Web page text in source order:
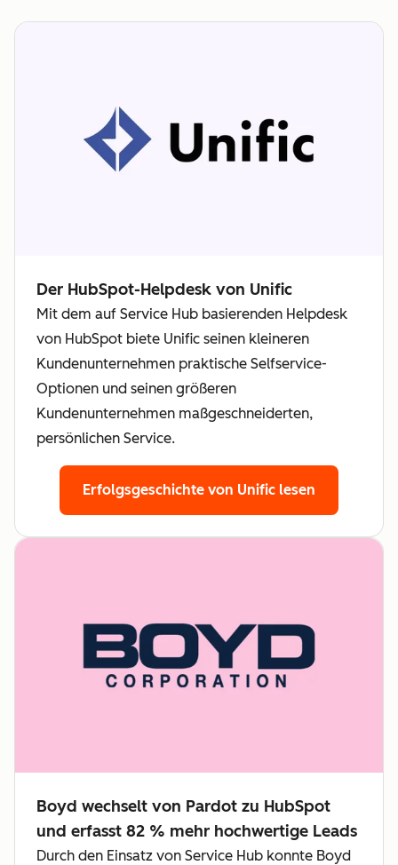
Der HubSpot-Helpdesk von Unific
Mit dem auf Service Hub basierenden Helpdesk
von HubSpot biete Unific seinen kleineren
Kundenunternehmen praktische Selfservice-
Optionen und seinen größeren
Kundenunternehmen maßgeschneiderten,
persönlichen Service.
Erfolgsgeschichte von Unific lesen
Boyd wechselt von Pardot zu HubSpot
und erfasst 82 % mehr hochwertige Leads
Durch den Einsatz von Service Hub konnte Boyd